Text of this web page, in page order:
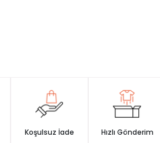
Koşulsuz İade Hızlı Gönderim